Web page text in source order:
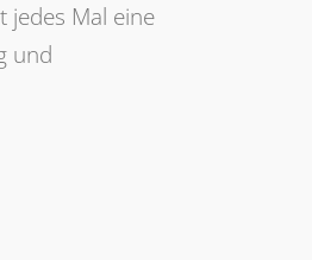
jedes Mal eine
und